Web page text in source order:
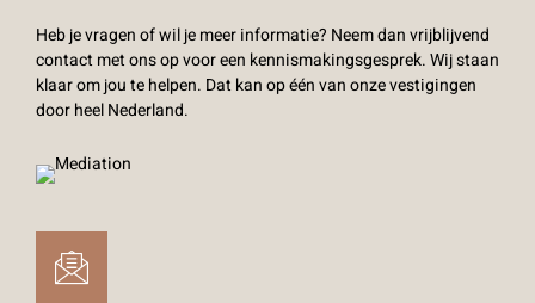
Heb je vragen of wil je meer informatie? Neem dan vrijblijvend
contact met ons op voor een kennismakingsgesprek. Wij staan
klaar om jou te helpen. Dat kan op één van onze vestigingen
door heel Nederland.